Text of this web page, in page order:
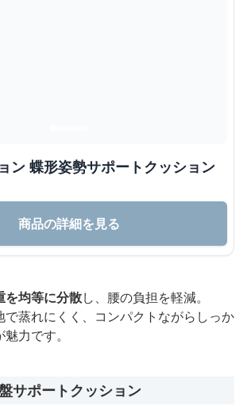
ン 蝶形姿勢サポートクッション
商品の詳細を見る
を均等に分散し、腰の負担を軽減。
で蒸れにくく、コンパクトながらしっか
力です。
サポートクッション